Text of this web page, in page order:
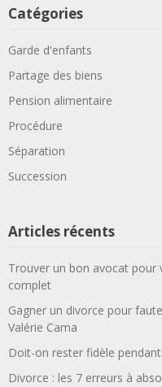
Catégories
Garde d'enfants
Partage des biens
Pension alimentaire
Procédure
Séparation
Succession
Articles récents
Trouver un bon avocat pour
complet
Gagner un divorce pour
Valérie Cama
Doit-on rester fidèle
Divorce : les 7 erreurs à